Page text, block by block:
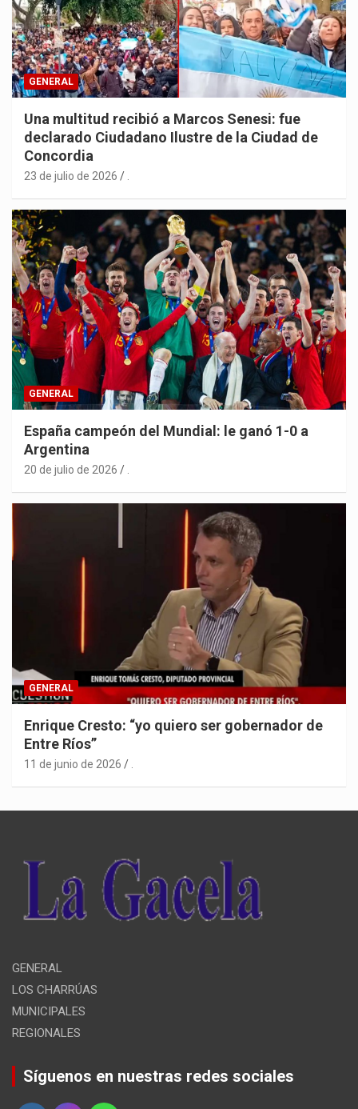
GENERAL
Una multitud recibió a Marcos Senesi: fue
declarado Ciudadano Ilustre de la Ciudad de
Concordia
23 de julio de 2026
GENERAL
España campeón del Mundial: le ganó 1-0 a
Argentina
20 de julio de 2026 .
GENERAL
Enrique Cresto: “yo quiero ser gobernador de
Entre Ríos”
11 de junio de 2026
GENERAL
LOS CHARRÚAS
MUNICIPALES
REGIONALES
Síguenos en nuestras redes sociales